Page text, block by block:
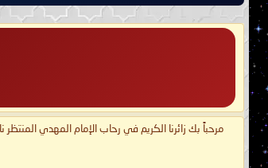
مرحباً بك زائرنا الكريم في رحاب الإمام المهدي